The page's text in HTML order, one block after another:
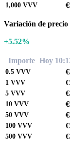
1,000 VVV
Variación de
+5.52%
Importe Hoy
0.5 VVV
1 VVV
5 VVV
10 VVV
50 VVV
100 VVV
500 VVV